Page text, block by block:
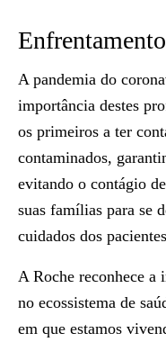
A pandemia do
importância destes
os primeiros a ter
contaminados,
evitando o contágio
suas famílias para se
cuidados dos
A Roche reconhece a
no ecossistema de
em que estamos